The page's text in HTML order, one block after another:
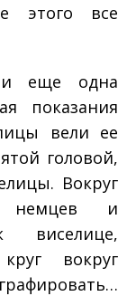
этого все
и еще одна
показания
вели ее
головой,
Вокруг
немцев и
виселице,
вокруг